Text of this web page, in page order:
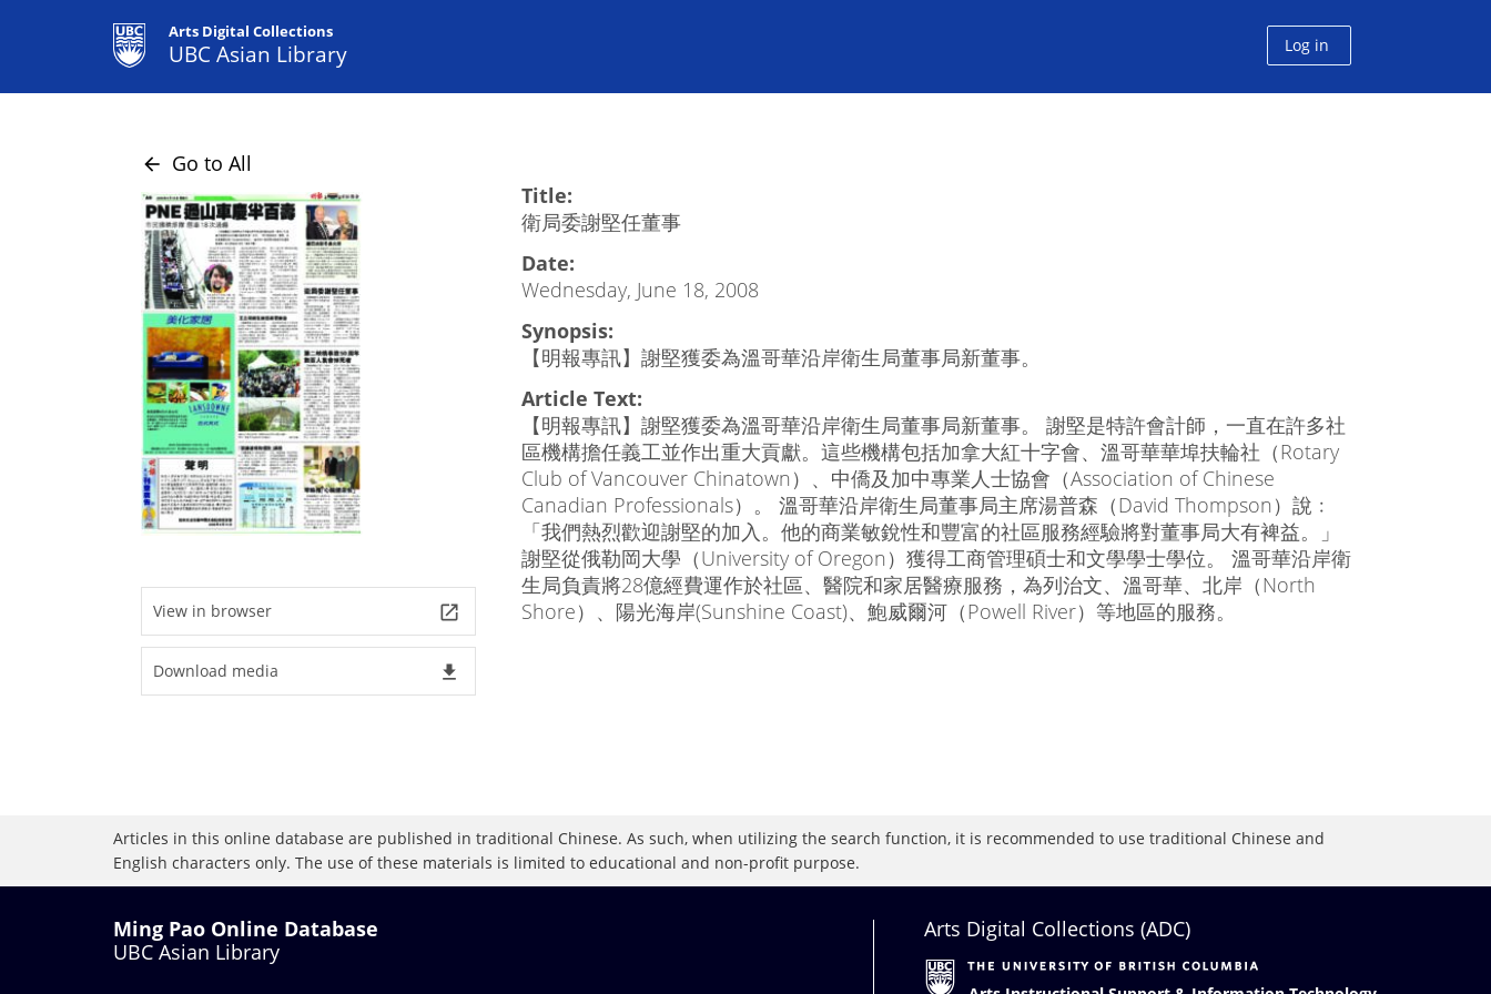
Arts Digital Collections
UBC Asian Library Log in
arrow_back Go to All
View in browser launch
Download media file_download
Title:
衛局委謝堅任董事
Date:
Wednesday, June 18, 2008
Synopsis:
【明報專訊】謝堅獲委為溫哥華沿岸衛生局董事局新董事。
Article Text:
【明報專訊】謝堅獲委為溫哥華沿岸衛生局董事局新董事。 謝堅是特許會計師，一直在許多社
區機構擔任義工並作出重大貢獻。這些機構包括加拿大紅十字會、溫哥華華埠扶輪社（Rotary
Club of Vancouver Chinatown）、中僑及加中專業人士協會（Association of Chinese
Canadian Professionals）。 溫哥華沿岸衛生局董事局主席湯普森（David Thompson）說﹕
「我們熱烈歡迎謝堅的加入。他的商業敏銳性和豐富的社區服務經驗將對董事局大有裨益。」
謝堅從俄勒岡大學（University of Oregon）獲得工商管理碩士和文學學士學位。 溫哥華沿岸衛
生局負責將28億經費運作於社區、醫院和家居醫療服務，為列治文、溫哥華、北岸（North
Shore）、陽光海岸(Sunshine Coast)、鮑威爾河（Powell River）等地區的服務。
Articles in this online database are published in traditional Chinese. As such, when utilizing the search function, it is recommended to use traditional Chinese and
English characters only. The use of these materials is limited to educational and non-profit purpose.
Ming Pao Online Database
UBC Asian Library
Arts Digital Collections (ADC)